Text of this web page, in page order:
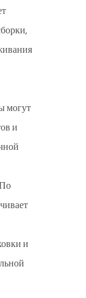
могут
и
и